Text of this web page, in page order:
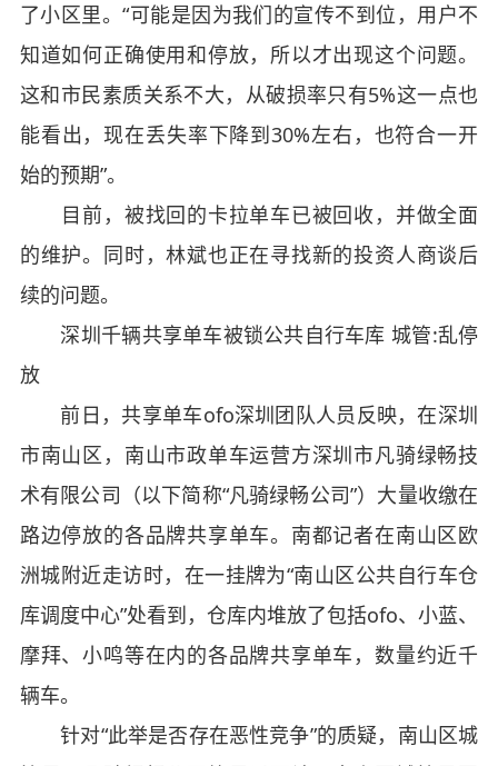
了小区里。“可能是因为我们的宣传不到位，用户不
知道如何正确使用和停放，所以才出现这个问题。
这和市民素质关系不大，从破损率只有5%这一点也
能看出，现在丢失率下降到30%左右，也符合一开
始的预期”。
目前，被找回的卡拉单车已被回收，并做全面
的维护。同时，林斌也正在寻找新的投资人商谈后
续的问题。
深圳千辆共享单车被锁公共自行车库 城管:乱停
放
前日，共享单车ofo深圳团队人员反映，在深圳
市南山区，南山市政单车运营方深圳市凡骑绿畅技
术有限公司（以下简称“凡骑绿畅公司”）大量收缴在
路边停放的各品牌共享单车。南都记者在南山区欧
洲城附近走访时，在一挂牌为“南山区公共自行车仓
库调度中心”处看到，仓库内堆放了包括ofo、小蓝、
摩拜、小鸣等在内的各品牌共享单车，数量约近千
辆车。
针对“此举是否存在恶性竞争”的质疑，南山区城